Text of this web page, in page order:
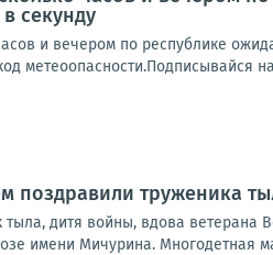
секунду
и вечером по республике
поздравили труженика
тыла, дитя войны, вдова
имени Мичурина. Многодетная